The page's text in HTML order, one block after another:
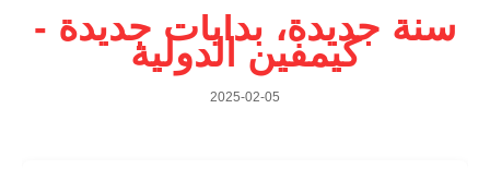
سنة جديدة، بدايات جديدة -
كيمفين الدولية
2025-02-05